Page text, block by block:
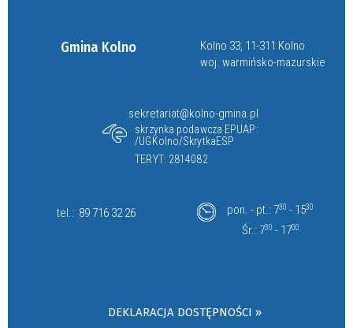
Gmina Kolno
Kolno 33, 11-311 Kolno
woj. warmińsko-mazurskie
sekretariat@kolno-gmina.pl
skrzynka podawcza EPUAP:
/UGKolno/SkrytkaESP
TERYT: 2814082
tel.: 89 716 32 26 pon. - pt.: 730 - 1530
Śr.: 730 - 1700
DEKLARACJA DOSTĘPNOŚCI »